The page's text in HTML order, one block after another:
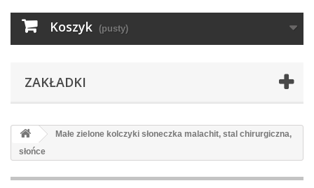
Koszyk (pusty)
ZAKŁADKI
Małe zielone kolczyki słoneczka malachit, stal chirurgiczna,
słońce